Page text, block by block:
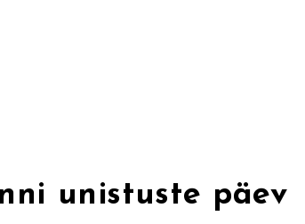
unistuste päev